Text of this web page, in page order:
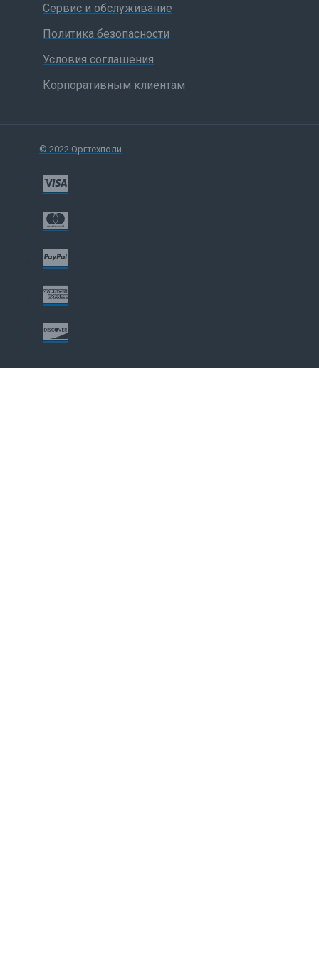
Сервис и обслуживание
Политика безопасности
Условия соглашения
Корпоративным клиентам
© 2022 Оргтехполи